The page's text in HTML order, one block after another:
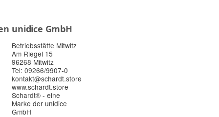
unidice GmbH
Betriebsstätte Mitwitz
Am Riegel 15
96268 Mitwitz
Tel: 09266/9907-0
kontakt@schardt.store
www.schardt.store
Schardt® - eine
Marke der unidice
GmbH